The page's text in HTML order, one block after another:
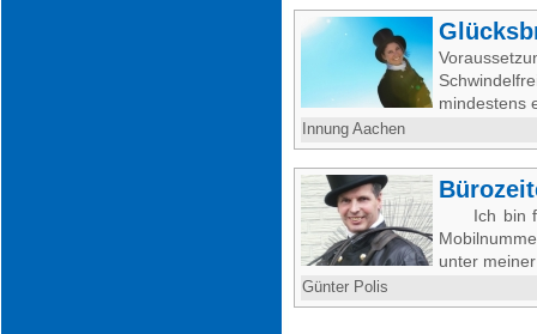
mindestens
Innung Aachen
Ich bin für
unter
Günter Polis